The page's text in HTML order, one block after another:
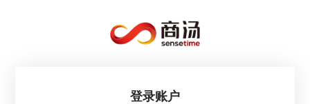
登录账户